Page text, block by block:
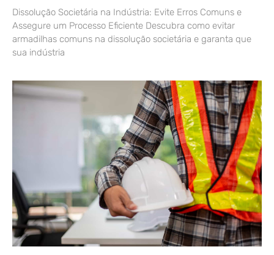
Dissolução Societária na Indústria: Evite Erros Comuns e
Assegure um Processo Eficiente Descubra como evitar
armadilhas comuns na dissolução societária e garanta que
sua indústria